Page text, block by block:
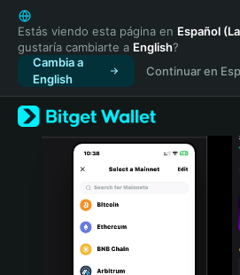
English
日本語
Tiếng Việt
Русский
Español (Latinoamérica)
Türkçe
Italiano
Português (Portugal)
Bahasa Indonesia
Estás viendo esta página en Español
gustaría cambiarte a English?
Cambia a
English
Continuar en